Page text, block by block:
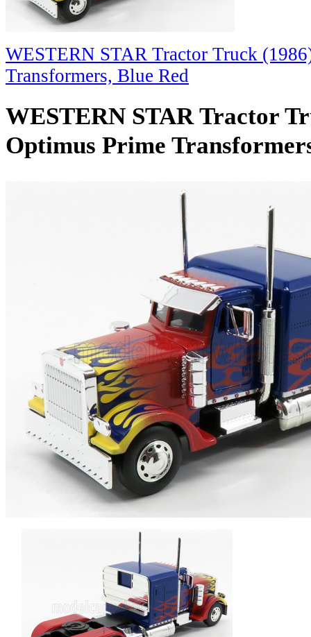
WESTERN STAR Tractor Truck
Transformers, Blue Red
WESTERN STAR Tractor
Optimus Prime